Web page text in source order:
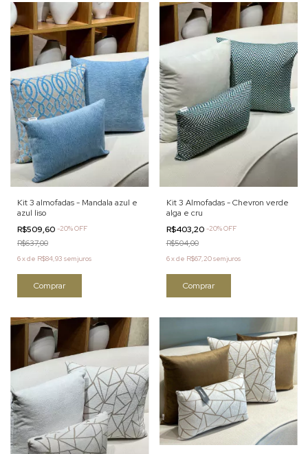
Kit 3 almofadas - Mandala azul e
azul liso
R$509,60 -20%OFF
R$637,00
6xde R$84,93 sem juros
Kit 3 Almofadas - Chevron verde
alga e cru
R$403,20 -20%OFF
R$504,00
6xde R$67,20sem juros